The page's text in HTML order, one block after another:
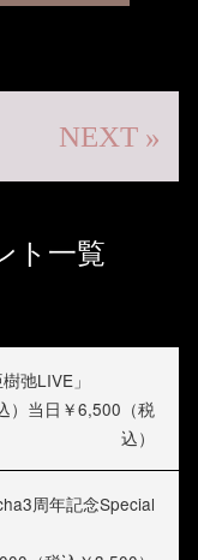
NEXT »
ト一覧
弛LIVE」
）当日￥6,500（税
込）
周年記念Special